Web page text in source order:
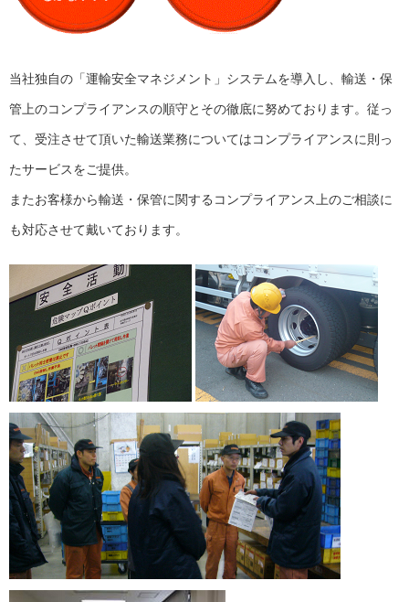
当社独自の「運輸安全マネジメント」システムを導入し、輸送・保
管上のコンプライアンスの順守とその徹底に努めております。従っ
て、受注させて頂いた輸送業務についてはコンプライアンスに則っ
たサービスをご提供。
またお客様から輸送・保管に関するコンプライアンス上のご相談に
も対応させて戴いております。